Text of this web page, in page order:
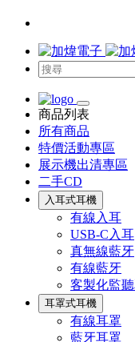
商品列表
所有商品
特價活動專區
展示機出清專區
二手CD
入耳式耳機
有線入耳
USB-C入耳
真無線藍牙
有線藍牙
客製化監
耳罩式耳機
有線耳罩
藍牙耳罩